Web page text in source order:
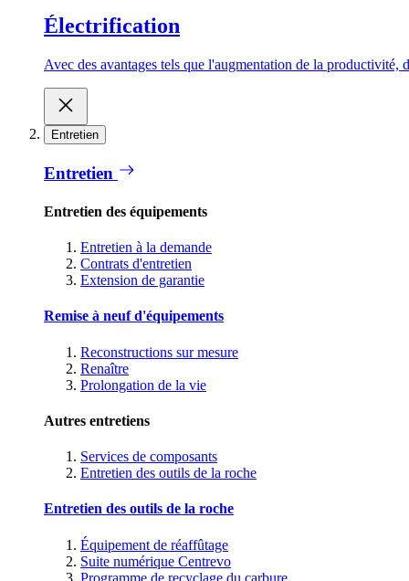
Électrification
Avec des avantages tels que l'augmentation de la
Entretien
Entretien
Entretien des équipements
Entretien à la demande
Contrats d'entretien
Extension de garantie
Remise à neuf d'équipements
Reconstructions sur mesure
Renaître
Prolongation de la vie
Autres entretiens
Services de composants
Entretien des outils de la roche
Entretien des outils de la roche
Équipement de réaffûtage
Suite numérique Centrevo
Programme de recyclage du carbure